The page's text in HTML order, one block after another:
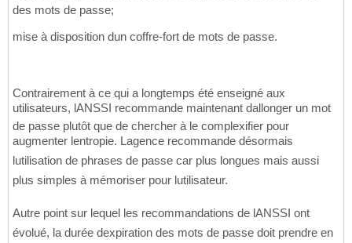
des mots de passe;
mise à disposition dun coffre-fort de mots de passe.
Contrairement à ce qui a longtemps été enseigné aux
utilisateurs, lANSSI recommande maintenant dallonger un mot
de passe plutôt que de chercher à le complexifier pour
augmenter lentropie. Lagence recommande désormais
lutilisation de phrases de passe car plus longues mais aussi
plus simples à mémoriser pour lutilisateur.
Autre point sur lequel les recommandations de lANSSI ont
évolué, la durée dexpiration des mots de passe doit prendre en